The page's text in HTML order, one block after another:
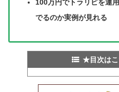
100万円でトラリピを運
でるのか実例が見れる
★目次は